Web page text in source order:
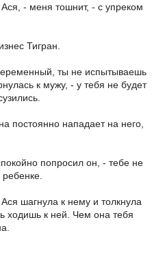
- меня тошнит, - с упреком
Тигран.
ты не испытываешь
к мужу, - у тебя не будет
постоянно нападает на него,
попросил он, - тебе не
шагнула к нему и толкнула
ходишь к ней. Чем она тебя